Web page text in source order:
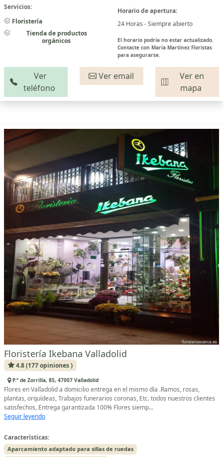
Servicios:
Floristería
Tienda de productos
orgánicos
Horario de apertura:
24 Horas - Siempre abierto
El horario podría no estar actualizado.
Contacte con María Martínez Floristas
para asegurarse.
Ver
teléfono
Ver email
Ver en
mapa
Floristería Ikebana Valladolid
4.8 (177 opiniones )
P.º de Zorrilla, 85, 47007 Valladolid
Flores en Valladolid a domicilio entrega en el mismo día .Ramos, rosas,
plantas, orquídeas, Trabajos funerarios coronas, Etc. todos nuestros clientes
satisfechos, Entrega garantizada 100% Flores siemp...
Seguir leyendo
Características:
Aparcamiento adaptado para sillas de ruedas